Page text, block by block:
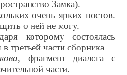
Замка).
очень ярких постов.
о ней не могу.
которому состоялась
третьей части сборника.
, фрагмент диалога с
части.